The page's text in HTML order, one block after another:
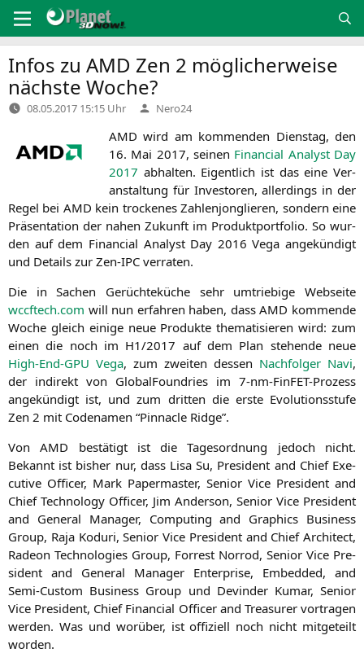
Inhalt
springen
Infos zu AMD Zen 2 möglicherweise
nächste Woche?
08.05.2017 15:15 Uhr Verfasst
von
Nero24
AMD wird am kom­men­den Diens­tag, den
16. Mai 2017, sei­nen Finan­cial Ana­lyst Day
2017 abhal­ten. Eigent­lich ist das eine Ver­
an­stal­tung für Inves­to­ren, aller­dings in der
Regel bei AMD kein tro­cke­nes Zah­len­jon­glie­ren, son­dern eine
Prä­sen­ta­ti­on der nahen Zukunft im Pro­dukt­port­fo­lio. So wur­
den auf dem Finan­cial Ana­lyst Day 2016 Vega ange­kün­digt
und Details zur Zen-IPC verraten.
Die in Sachen Gerüch­te­kü­che sehr umtrie­bi­ge Web­sei­te
wccftech.com will nun erfah­ren haben, dassAMD kom­men­de
Woche gleich eini­ge neue Pro­duk­te the­ma­ti­sie­ren wird: zum
einen die noch im H1/2017 auf dem Plan ste­hen­de neue
High-End-GPU Vega, zum zwei­ten des­sen Nach­fol­ger Navi,
der indi­rekt von Glo­bal­Found­ries im 7‑nm-Fin­FET-Pro­zess
ange­kün­digt ist, und zum drit­ten die ers­te Evo­lu­ti­ons­stu­fe
Zen 2 mit Code­na­men “Pin­na­cle Ridge”.
VonAMD bestä­tigt ist die Tages­ord­nung jedoch nicht.
Bekannt ist bis­her nur, dass Lisa Su, Pre­si­dent and Chief Exe­
cu­ti­ve Offi­cer, Mark Paper­mas­ter, Seni­or Vice Pre­si­dent and
Chief Tech­no­lo­gy Offi­cer, Jim Ander­son, Seni­or Vice Pre­si­dent
and Gene­ral Mana­ger, Com­pu­ting and Gra­phics Busi­ness
Group, Raja Kodu­ri, Seni­or Vice Pre­si­dent and Chief Archi­tect,
Rade­on Tech­no­lo­gies Group, For­rest Nor­rod, Seni­or Vice Pre­
si­dent and Gene­ral Mana­ger Enter­pri­se, Embedded, and
Semi-Cus­tom Busi­ness Group und Devin­der Kumar, Seni­or
Vice Pre­si­dent, Chief Finan­cial Offi­cer and Tre­asurer vor­tra­gen
wer­den. Was und wor­über, ist offi­zi­ell noch nicht mit­ge­teilt
worden.